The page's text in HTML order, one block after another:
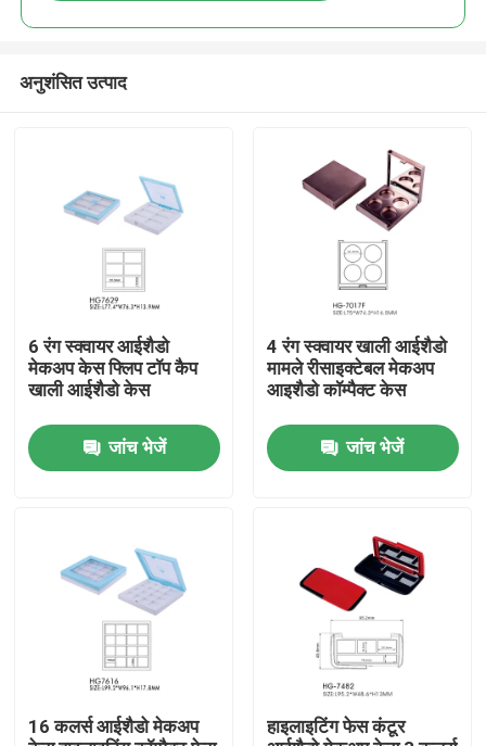
हमारे बारे में
फैक्टरी यात्रा
अनुशंसित उत्पाद
6 रंग स्क्वायर आईशैडो
मेकअप केस फ्लिप टॉप कैप
खाली आईशैडो केस
जांच भेजें
4 रंग स्क्वायर खाली आईशैडो
मामले रीसाइक्टेबल मेकअप
आइशैडो कॉम्पैक्ट केस
जांच भेजें
16 कलर्स आईशैडो मेकअप
हाइलाइटिंग फेस कंटूर